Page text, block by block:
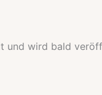
und wird bald